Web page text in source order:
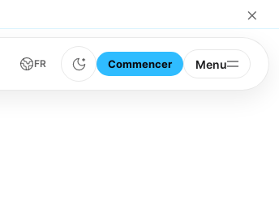
×
FR Commencer Menu